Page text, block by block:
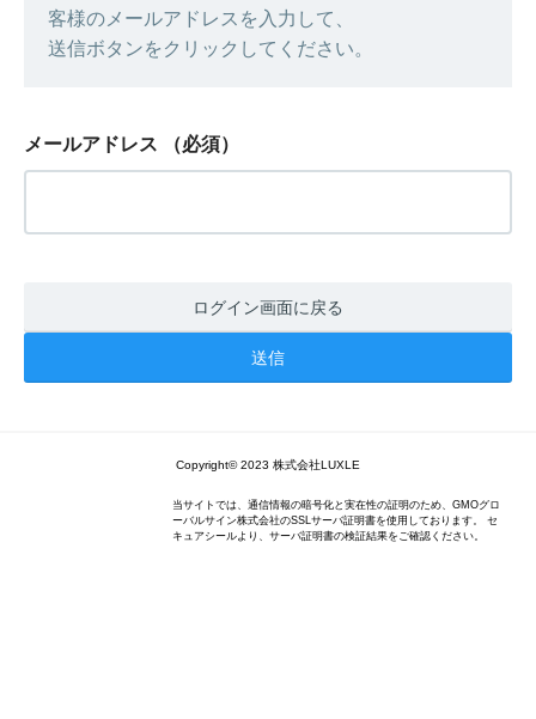
客様のメールアドレスを入力して、
送信ボタンをクリックしてください。
メールアドレス （必須）
ログイン画面に戻る
Copyright© 2023 株式会社LUXLE
当サイトでは、通信情報の暗号化と実在性の証明のため、GMOグロ
ーバルサイン株式会社のSSLサーバ証明書を使用しております。 セ
キュアシールより、サーバ証明書の検証結果をご確認ください。